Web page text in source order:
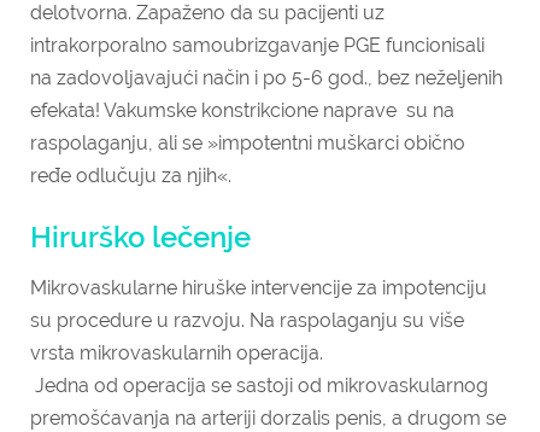
delotvorna. Zapaženo da su pacijenti uz
intrakorporalno samoubrizgavanje PGE funcionisali
na zadovoljavajući način i po 5-6 god., bez neželjenih
efekata! Vakumske konstrikcione naprave su na
raspolaganju, ali se »impotentni muškarci obično
ređe odlučuju za njih«.
Hirurško lečenje
Mikrovaskularne hiruške intervencije za impotenciju
su procedure u razvoju. Na raspolaganju su više
vrsta mikrovaskularnih operacija.
Jedna od operacija se sastoji od mikrovaskularnog
premošćavanja na arteriji dorzalis penis, a drugom se